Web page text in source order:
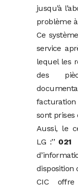
jusqu’à
problème
Ce
service
lequel les
des
sont prises
Aussi, le
LG :’’ 021
disposition
CIC